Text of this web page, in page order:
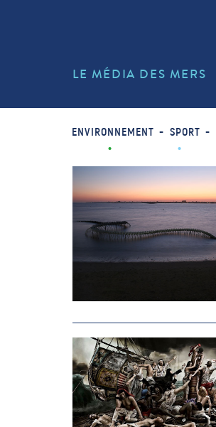
LE MÉDIA DES MERS
ENVIRONNEMENT SPORT